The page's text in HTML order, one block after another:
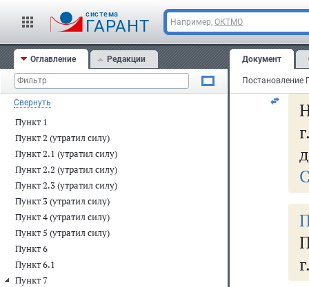
cистема
ГАРАНТ Например, ОКТМО
Оглавление Редакции
Свернуть
Пункт 1
Пункт 2 (утратил силу)
Пункт 2.1 (утратил силу)
Пункт 2.2 (утратил силу)
Пункт 2.3 (утратил силу)
Пункт 3 (утратил силу)
Пункт 4 (утратил силу)
Пункт 5 (утратил силу)
Пункт 6
Пункт 6.1
Пункт 7
Документ